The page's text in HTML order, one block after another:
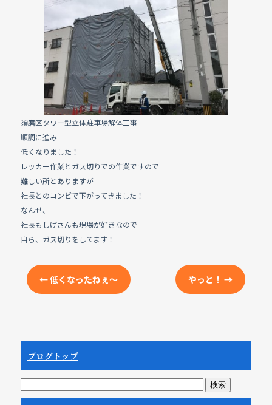
b
o
o
k
須磨区タワー型立体駐車場解体工事
順調に進み
低くなりました！
レッカー作業とガス切りでの作業ですので
難しい所とありますが
社長とのコンビで下がってきました！
なんせ、
社長もしげさんも現場が好きなので
自ら、ガス切りをしてます！
←低くなったねぇ〜 やっと！→
ブログトップ